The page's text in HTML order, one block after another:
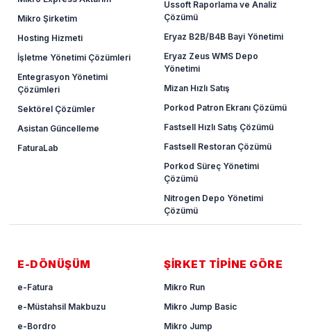
Mikro Şirketim
Hosting Hizmeti
İşletme Yönetimi Çözümleri
Entegrasyon Yönetimi
Çözümleri
Sektörel Çözümler
Asistan Güncelleme
FaturaLab
Ussoft Raporlama ve Analiz
Çözümü
Eryaz B2B/B4B Bayi Yönetimi
Eryaz Zeus WMS Depo
Yönetimi
Mizan Hızlı Satış
Porkod Patron Ekranı Çözümü
Fastsell Hızlı Satış Çözümü
Fastsell Restoran Çözümü
Porkod Süreç Yönetimi
Çözümü
Nitrogen Depo Yönetimi
Çözümü
E-DÖNÜŞÜM
e-Fatura
e-Müstahsil Makbuzu
e-Bordro
ŞİRKET TİPİNE GÖRE
Mikro Run
Mikro Jump Basic
Mikro Jump